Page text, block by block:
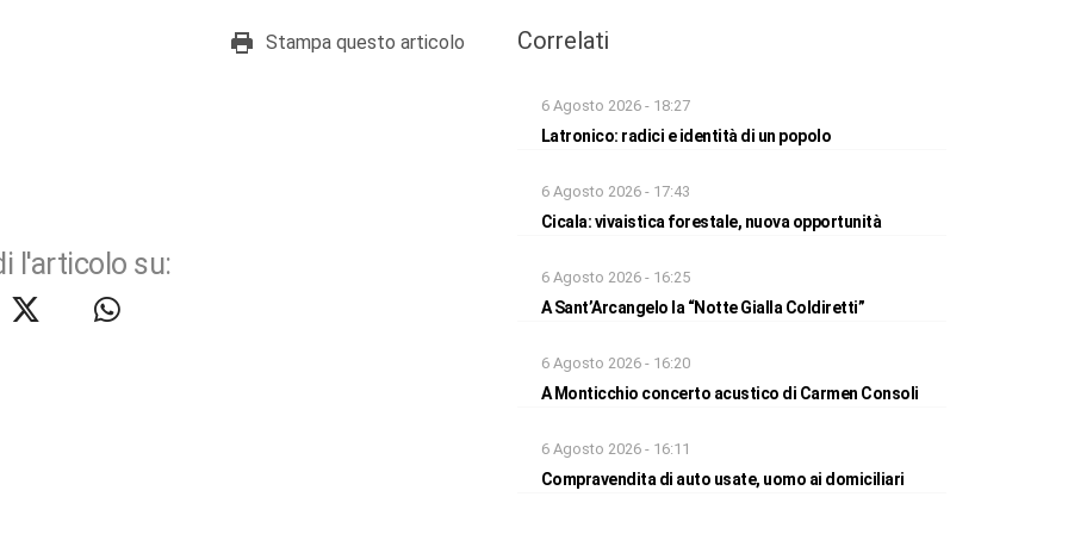
Stampa questo articolo
l'articolo su:
Correlati
6 Agosto 2026 - 18:27
Latronico: radici e identità di un popolo
6 Agosto 2026 - 17:43
Cicala: vivaistica forestale, nuova opportunità
6 Agosto 2026 - 16:25
A Sant’Arcangelo la “Notte Gialla Coldiretti”
6 Agosto 2026 - 16:20
A Monticchio concerto acustico di Carmen Consoli
6 Agosto 2026 - 16:11
Compravendita di auto usate, uomo ai domiciliari